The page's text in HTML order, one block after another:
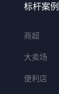
标杆案例
商超
大卖场
便利店